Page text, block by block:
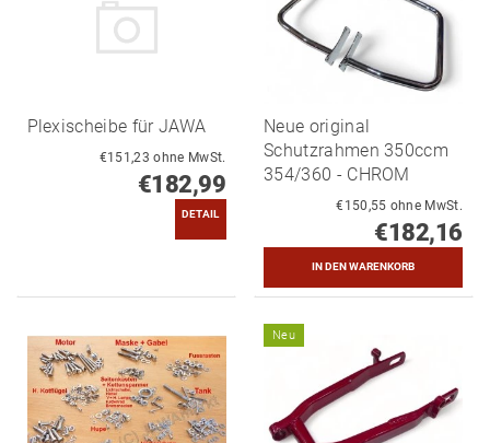
Plexischeibe für JAWA
€151,23 ohne MwSt.
€182,99
DETAIL
Neue original
Schutzrahmen 350ccm
354/360 - CHROM
€150,55 ohne MwSt.
€182,16
Neu